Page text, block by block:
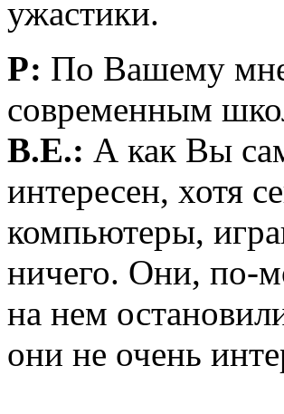
ужастики.
Р: По Вашему
современным
В.Е.: А как Вы
интересен, хотя
компьютеры,
ничего. Они, по-
на нем
они не очень